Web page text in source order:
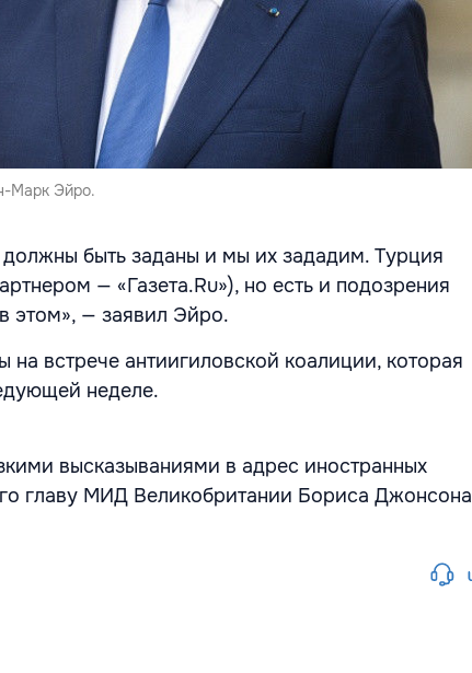
Марк Эйро.
быть заданы и мы их зададим. Турция
— «Газета.Ru»), но есть и подозрения
этом», — заявил Эйро.
на встрече антиигиловской коалиции, которая
неделе.
высказываниями в адрес иностранных
главу МИД Великобритании Бориса Джонсона